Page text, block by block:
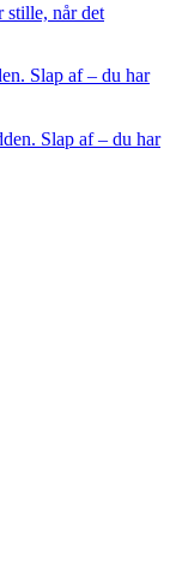
stille, når det
Slap af – du har
Slap af – du har